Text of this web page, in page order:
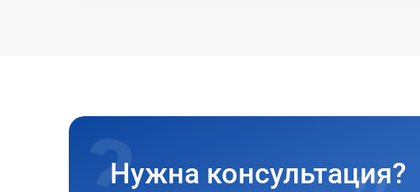
Нужна консультация?